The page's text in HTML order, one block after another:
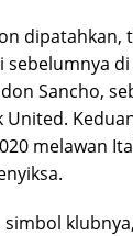
Sancho,
melawan